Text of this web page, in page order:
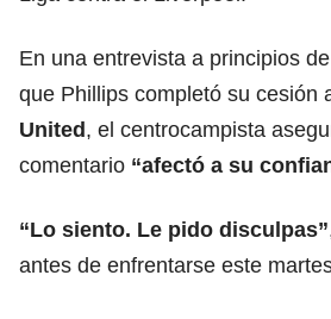
En una entrevista a principios
que Phillips completó su cesión
United, el centrocampista
comentario “afectó a su
“Lo siento. Le pido disculpas”
antes de enfrentarse este